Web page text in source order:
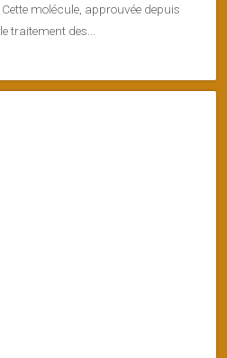
molécule, approuvée depuis
traitement des...